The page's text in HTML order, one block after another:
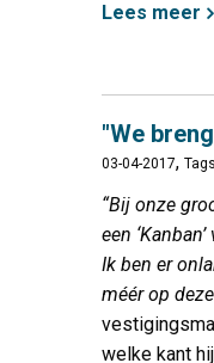
Lees meer
"We
03-04-2017,
“Bij onze
een
Ik ben er
méér op
welke kant